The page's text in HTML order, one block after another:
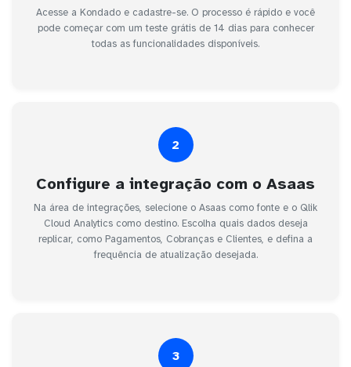
Acesse a Kondado e cadastre-se. O processo é rápido e você
pode começar com um teste grátis de 14 dias para conhecer
todas as funcionalidades disponíveis.
2
Configure a integração com o Asaas
Na área de integrações, selecione o Asaas como fonte e o Qlik
Cloud Analytics como destino. Escolha quais dados deseja
replicar, como Pagamentos, Cobranças e Clientes, e defina a
frequência de atualização desejada.
3